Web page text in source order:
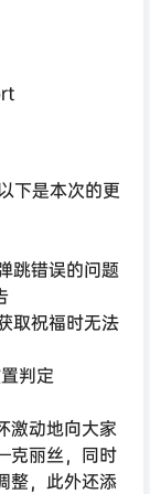
下是本次的更
跳错误的问题
取祝福时无法
判定
激动地向大家
克丽丝，同时
整，此外还添